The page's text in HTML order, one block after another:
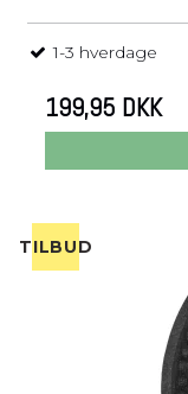
1-3 hverdage
199,95 DKK
TILBUD